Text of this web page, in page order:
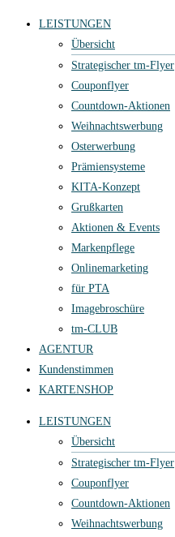
LEISTUNGEN
Übersicht
Strategischer tm-Flyer
Couponflyer
Countdown-Aktionen
Weihnachtswerbung
Osterwerbung
Prämiensysteme
KITA-Konzept
Grußkarten
Aktionen & Events
Markenpflege
Onlinemarketing
für PTA
Imagebroschüre
tm-CLUB
AGENTUR
Kundenstimmen
KARTENSHOP
LEISTUNGEN
Übersicht
Strategischer tm-Flyer
Couponflyer
Countdown-Aktionen
Weihnachtswerbung